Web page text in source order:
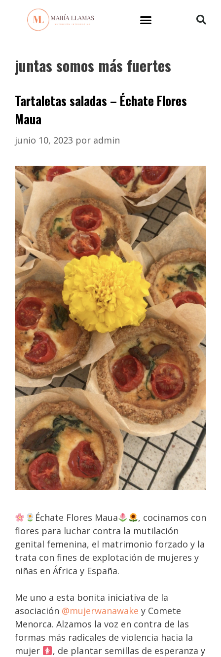
juntas somos más fuertes
Tartaletas saladas – Échate Flores
Maua
junio 10, 2023 por admin
Échate Flores Maua
, cocinamos con
flores para luchar contra la mutilación
genital femenina, el matrimonio forzado y la
trata con fines de explotación de mujeres y
niñas en África y España.
Me uno a esta bonita iniciativa de la
asociación @mujerwanawake y Comete
Menorca. Alzamos la voz en contra de las
formas más radicales de violencia hacia la
mujer
, de plantar semillas de esperanza y